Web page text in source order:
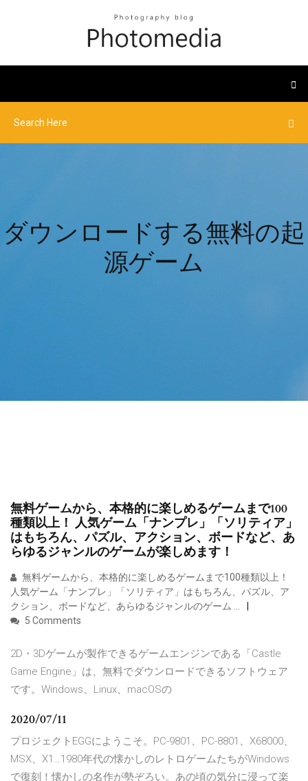
ダウンロードする無料の起
源ゲーム
無料ゲームから、本格的に楽しめるゲームまで100
種類以上！ 人気ゲーム「ナンプレ」「ソリティア」
はもちろん、パズル、アクション、ボードなど、あ
らゆるジャンルのゲームが楽しめます！
無料ゲームから、本格的に楽しめるゲームまで100種類以上！
人気ゲーム「ナンプレ」「ソリティア」はもちろん、パズル、ア
クション、ボードなど、あらゆるジャンルのゲーム …
5 Comments
2D・3Dゲームが製作できるゲームエンジンである「Castle
Game Engine」は、無料でダウンロードできるソフトウェア
です。Windows、Linux、macOSの
2020/07/11
プロジェクトEGGにようこそ。PC-9801、PC-8801、X68000、
MSX、X1…1980年代の懐かしのレトロゲームたちがWindows
で復刻！懐かしの名作が勢ぞろい。あの頃の気分に浸って楽